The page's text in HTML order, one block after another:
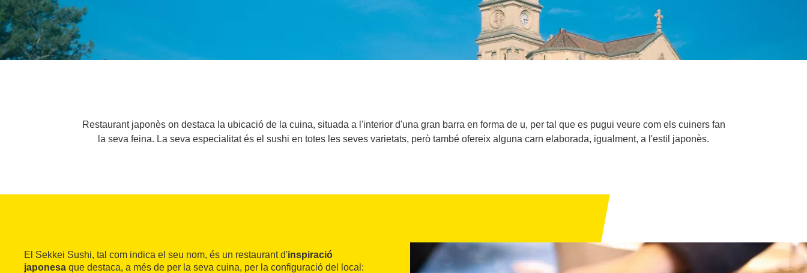
Restaurant japonès on destaca la ubicació de la cuina, situada a l'interior d'una gran barra en forma de u, per tal que es pugui veure com els cuiners fan
la seva feina. La seva especialitat és el sushi en totes les seves varietats, però també ofereix alguna carn elaborada, igualment, a l'estil japonès.
El Sekkei Sushi, tal com indica el seu nom, és un restaurant d'inspiració
japonesa que destaca, a més de per la seva cuina, per la configuració del local: